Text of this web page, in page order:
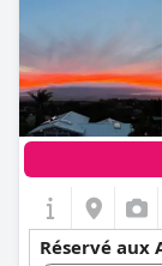
Réservé aux